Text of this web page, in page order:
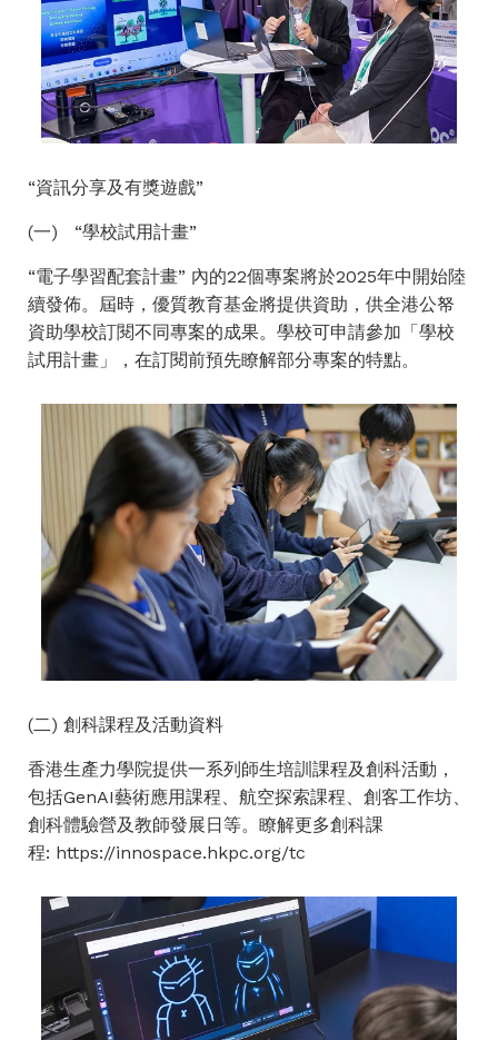
“資訊分享及有獎遊戲”
(一) “學校試用計畫”
“電子學習配套計畫” 內的22個專案將於2025年中開始陸
續發佈。屆時，優質教育基金將提供資助，供全港公帑
資助學校訂閱不同專案的成果。學校可申請參加「學校
試用計畫」，在訂閱前預先瞭解部分專案的特點。
(二) 創科課程及活動資料
香港生產力學院提供一系列師生培訓課程及創科活動，
包括GenAI藝術應用課程、航空探索課程、創客工作坊、
創科體驗營及教師發展日等。瞭解更多創科課
程: https://innospace.hkpc.org/tc